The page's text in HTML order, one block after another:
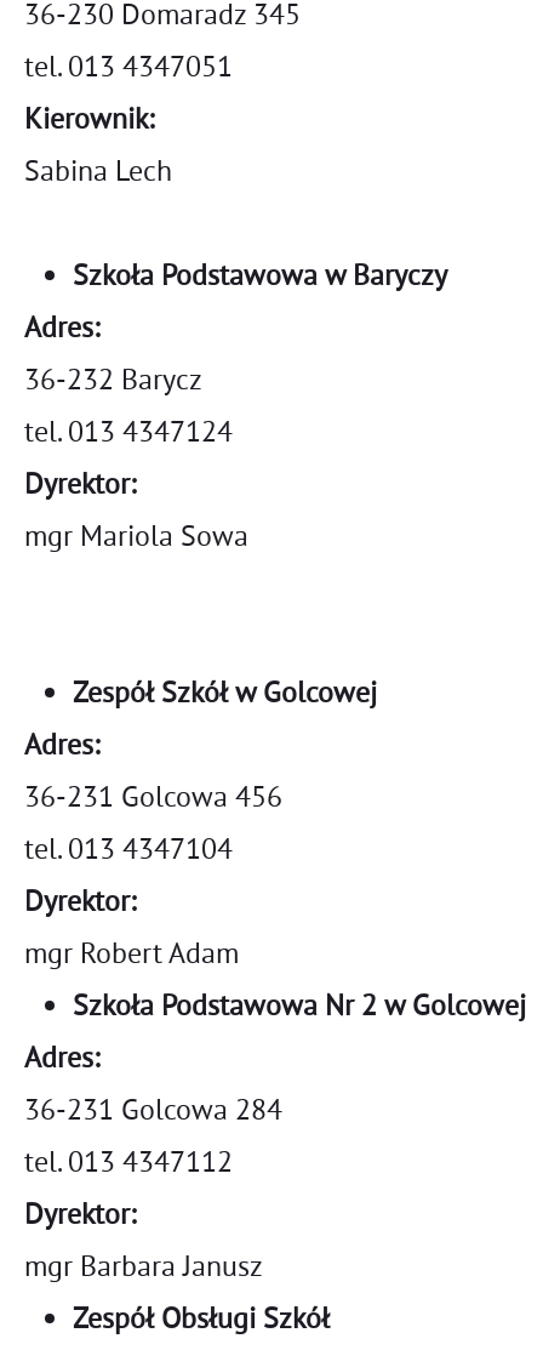
36-230 Domaradz 345
tel. 013 4347051
Kierownik:
Sabina Lech
Szkoła Podstawowa w Baryczy
Adres:
36-232 Barycz
tel. 013 4347124
Dyrektor:
mgr Mariola Sowa
Zespół Szkół w Golcowej
Adres:
36-231 Golcowa 456
tel. 013 4347104
Dyrektor:
mgr Robert Adam
Szkoła Podstawowa Nr 2 w Golcowej
Adres:
36-231 Golcowa 284
tel. 013 4347112
Dyrektor:
mgr Barbara Janusz
Zespół Obsługi Szkół